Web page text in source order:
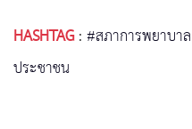
HASHTAG:#สภาการพยาบาล
ประชาชน